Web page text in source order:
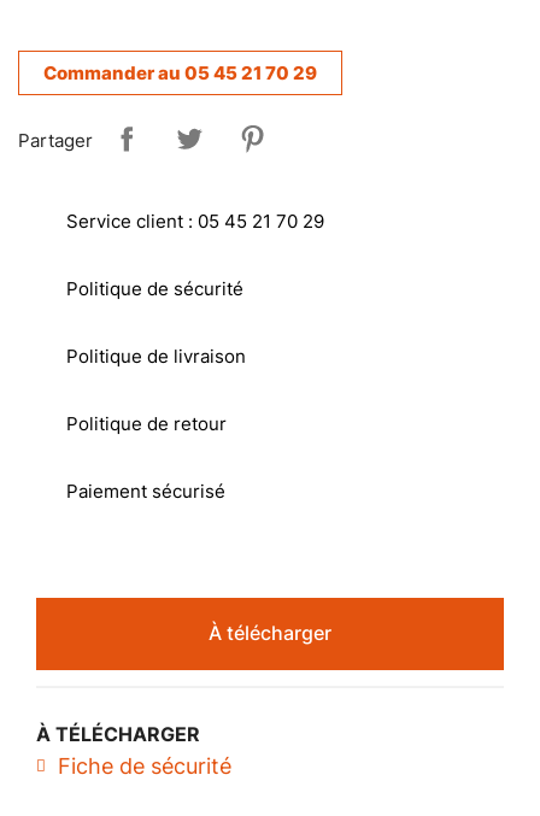
Commander au 05 45 21 70 29
Partager
Service client : 05 45 21 70 29
Politique de sécurité
Politique de livraison
Politique de retour
Paiement sécurisé
À télécharger
À TÉLÉCHARGER
Fiche de sécurité